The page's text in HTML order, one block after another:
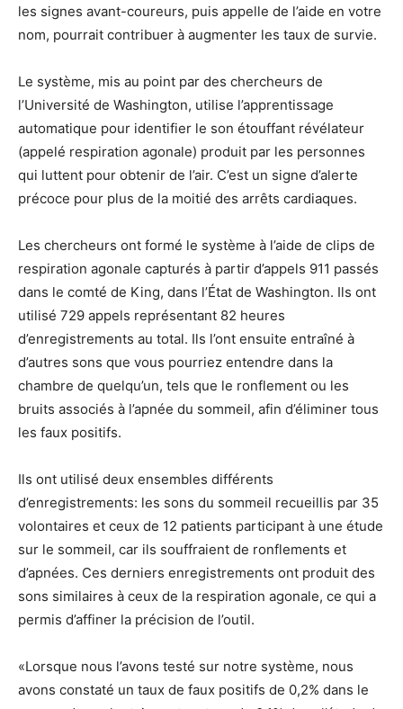
les signes avant-coureurs, puis appelle de l’aide en votre
nom, pourrait contribuer à augmenter les taux de survie.
Le système, mis au point par des chercheurs de
l’Université de Washington, utilise l’apprentissage
automatique pour identifier le son étouffant révélateur
(appelé respiration agonale) produit par les personnes
qui luttent pour obtenir de l’air. C’est un signe d’alerte
précoce pour plus de la moitié des arrêts cardiaques.
Les chercheurs ont formé le système à l’aide de clips de
respiration agonale capturés à partir d’appels 911 passés
dans le comté de King, dans l’État de Washington. Ils ont
utilisé 729 appels représentant 82 heures
d’enregistrements au total. Ils l’ont ensuite entraîné à
d’autres sons que vous pourriez entendre dans la
chambre de quelqu’un, tels que le ronflement ou les
bruits associés à l’apnée du sommeil, afin d’éliminer tous
les faux positifs.
Ils ont utilisé deux ensembles différents
d’enregistrements: les sons du sommeil recueillis par 35
volontaires et ceux de 12 patients participant à une étude
sur le sommeil, car ils souffraient de ronflements et
d’apnées. Ces derniers enregistrements ont produit des
sons similaires à ceux de la respiration agonale, ce qui a
permis d’affiner la précision de l’outil.
«Lorsque nous l’avons testé sur notre système, nous
avons constaté un taux de faux positifs de 0,2% dans le